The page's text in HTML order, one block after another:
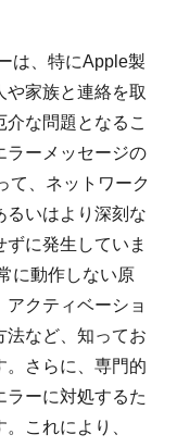
は、特にApple製
や家族と連絡を取
な問題となるこ
ラーメッセージの
て、ネットワーク
るいはより深刻な
に発生していま
に動作しない原
アクティベーショ
法など、知ってお
。さらに、専門的
ラーに対処するた
これにより、